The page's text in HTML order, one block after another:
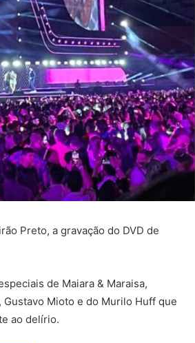
Preto, a gravação do DVD de
de Maiara & Maraisa,
Gustavo Mioto e do Murilo Huff que
ao delírio.